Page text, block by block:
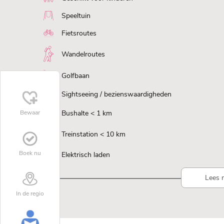
Speeltuin
Fietsroutes
Wandelroutes
Golfbaan
Sightseeing / bezienswaardigheden
Bushalte < 1 km
Treinstation < 10 km
Elektrisch laden
Lees
Bewaar
Boek nu
In de regio